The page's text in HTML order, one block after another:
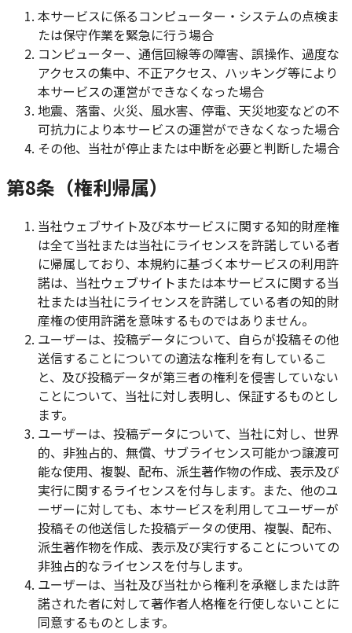
本サービスに係るコンピューター・システムの点検ま
たは保守作業を緊急に行う場合
コンピューター、通信回線等の障害、誤操作、過度な
アクセスの集中、不正アクセス、ハッキング等により
本サービスの運営ができなくなった場合
地震、落雷、火災、風水害、停電、天災地変などの不
可抗力により本サービスの運営ができなくなった場合
その他、当社が停止または中断を必要と判断した場合
第8条（権利帰属）
当社ウェブサイト及び本サービスに関する知的財産権
は全て当社または当社にライセンスを許諾している者
に帰属しており、本規約に基づく本サービスの利用許
諾は、当社ウェブサイトまたは本サービスに関する当
社または当社にライセンスを許諾している者の知的財
産権の使用許諾を意味するものではありません。
ユーザーは、投稿データについて、自らが投稿その他
送信することについての適法な権利を有しているこ
と、及び投稿データが第三者の権利を侵害していない
ことについて、当社に対し表明し、保証するものとし
ます。
ユーザーは、投稿データについて、当社に対し、世界
的、非独占的、無償、サブライセンス可能かつ譲渡可
能な使用、複製、配布、派生著作物の作成、表示及び
実行に関するライセンスを付与します。また、他のユ
ーザーに対しても、本サービスを利用してユーザーが
投稿その他送信した投稿データの使用、複製、配布、
派生著作物を作成、表示及び実行することについての
非独占的なライセンスを付与します。
ユーザーは、当社及び当社から権利を承継しまたは許
諾された者に対して著作者人格権を行使しないことに
同意するものとします。